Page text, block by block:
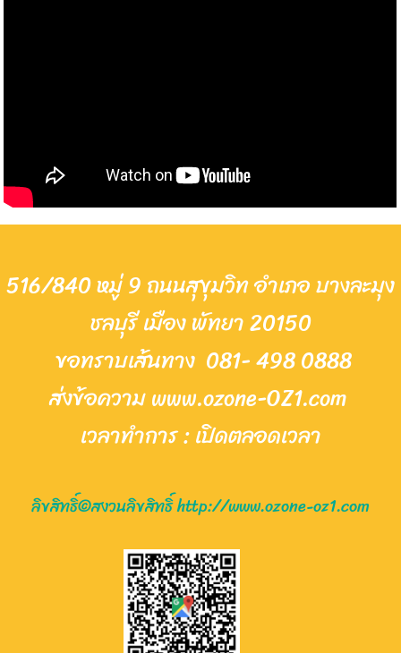
516/840 หมู่ 9 ถนนสุขุมวิท อำเภอ บางละมุง
ชลบุรี เมือง พัทยา 20150
ขอทราบเส้นทาง 081- 498 0888
ส่งข้อความ www.ozone-OZ1.com
เวลาทำการ : เปิดตลอดเวลา
ลิขสิทธิ์©สงวนลิขสิทธิ์ http://www.ozone-oz1.com